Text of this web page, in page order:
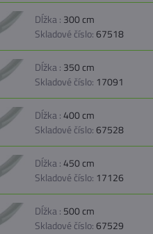
Dĺžka : 300 cm
Skladové číslo:67518
Dĺžka : 350 cm
Skladové číslo: 17091
Dĺžka :400 cm
Skladové číslo:67528
Dĺžka :450 cm
Skladové číslo: 17126
Dĺžka : 500 cm
Skladové číslo:67529